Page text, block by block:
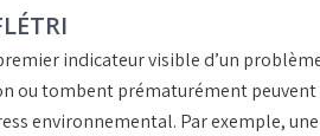
indicateur visible d’un
ou tombent prématurément peuvent
environnemental. Par exemple,